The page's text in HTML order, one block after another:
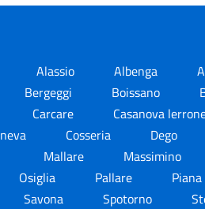
Alassio Albenga
Bergeggi
Boissano
Carcare
Casanova
neva
Cosseria Dego
Mallare
Massimino
Osiglia
Pallare
Savona
Spotorno